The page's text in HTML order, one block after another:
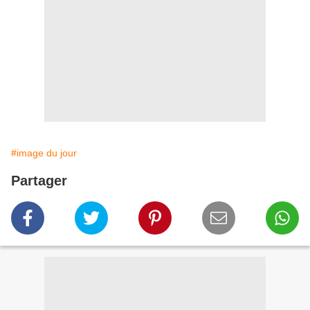
#image du jour
Partager